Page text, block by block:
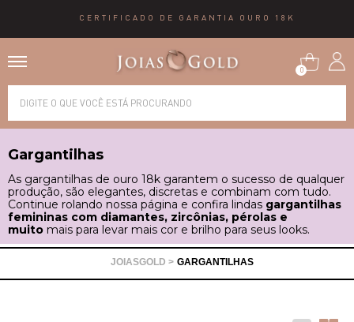
CERTIFICADO DE GARANTIA OURO 18K
0
Gargantilhas
As gargantilhas de ouro 18k garantem o sucesso de qualquer
produção, são elegantes, discretas e combinam com tudo.
Continue rolando nossa página e confira lindas gargantilhas
femininas com diamantes, zircônias, pérolas e
muito mais para levar mais cor e brilho para seus looks.
GARGANTILHAS
Alianças
Anéis
Brincos